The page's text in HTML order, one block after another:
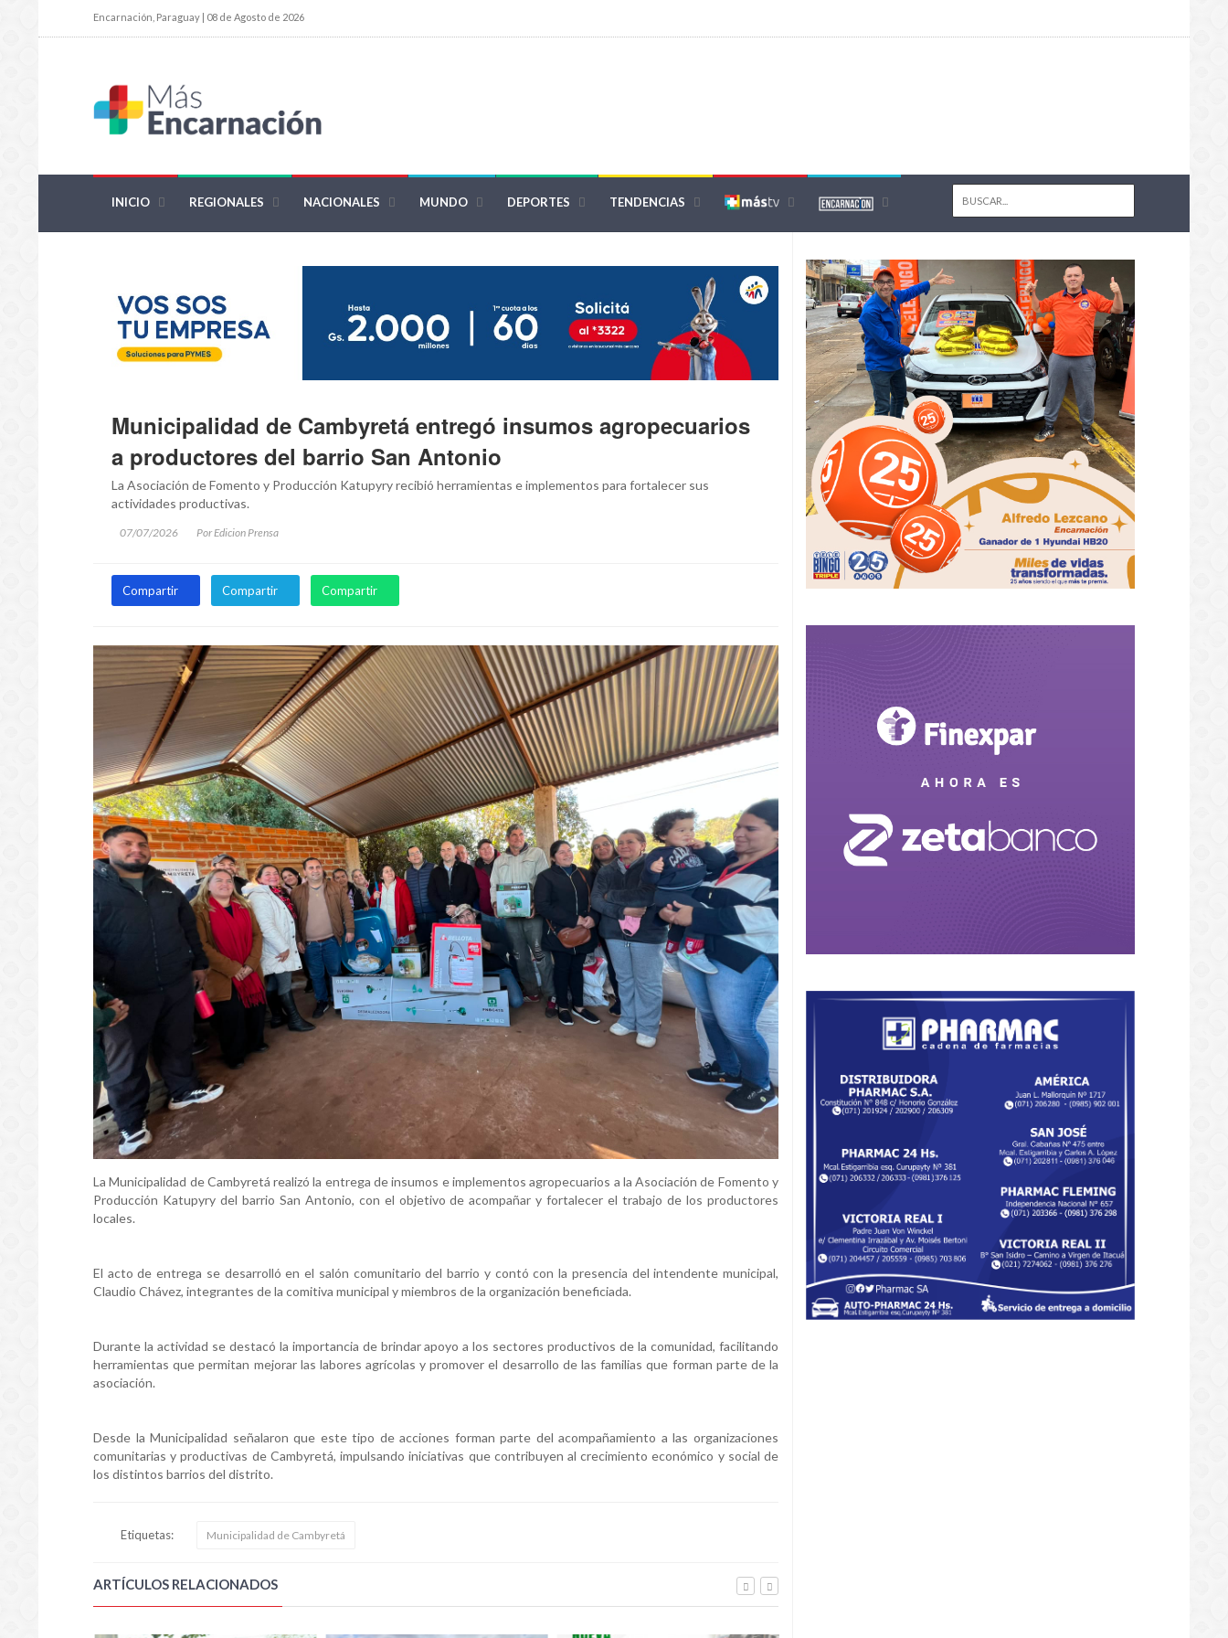
Encarnación, Paraguay | 08 de Agosto de 2026
INICIO REGIONALES NACIONALES MUNDO DEPORTES TENDENCIAS
Municipalidad de Cambyretá entregó insumos agropecuarios
a productores del barrio San Antonio
La Asociación de Fomento y Producción Katupyry recibió herramientas e implementos para fortalecer sus
actividades productivas.
07/07/2026 Por Edicion Prensa
Compartir Compartir Compartir
La Municipalidad de Cambyretá realizó la entrega de insumos e implementos agropecuarios a la Asociación de Fomento y
Producción Katupyry del barrio San Antonio, con el objetivo de acompañar y fortalecer el trabajo de los productores
locales.
El acto de entrega se desarrolló en el salón comunitario del barrio y contó con la presencia del intendente municipal,
Claudio Chávez, integrantes de la comitiva municipal y miembros de la organización beneficiada.
Durante la actividad se destacó la importancia de brindar apoyo a los sectores productivos de la comunidad, facilitando
herramientas que permitan mejorar las labores agrícolas y promover el desarrollo de las familias que forman parte de la
asociación.
Desde la Municipalidad señalaron que este tipo de acciones forman parte del acompañamiento a las organizaciones
comunitarias y productivas de Cambyretá, impulsando iniciativas que contribuyen al crecimiento económico y social de
los distintos barrios del distrito.
Etiquetas: Municipalidad de Cambyretá
ARTÍCULOS RELACIONADOS